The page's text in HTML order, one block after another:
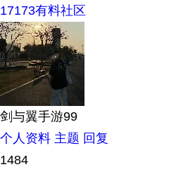
17173有料社区
剑与翼手游99
个人资料 主题 回复
1484